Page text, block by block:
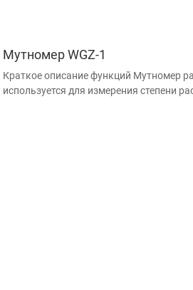
Мутномер WGZ-1
Краткое описание функций Мутномер
используется для измерения степени